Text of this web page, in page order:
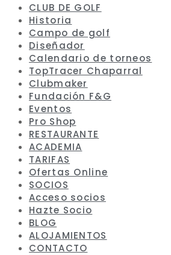
CLUB DE GOLF
Historia
Campo de golf
Diseñador
Calendario de torneos
TopTracer Chaparral
Clubmaker
Fundación F&G
Eventos
Pro Shop
RESTAURANTE
ACADEMIA
TARIFAS
Ofertas Online
SOCIOS
Acceso socios
Hazte Socio
BLOG
ALOJAMIENTOS
CONTACTO